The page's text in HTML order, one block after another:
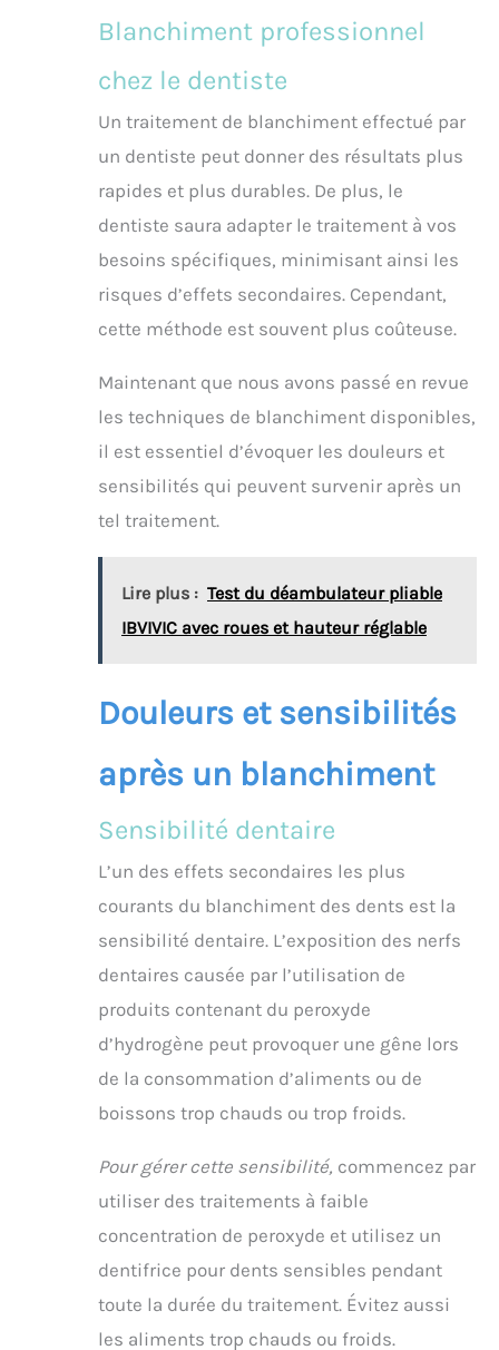
Blanchiment professionnel
chez le dentiste
Un traitement de blanchiment effectué par
un dentiste peut donner des résultats plus
rapides et plus durables. De plus, le
dentiste saura adapter le traitement à vos
besoins spécifiques, minimisant ainsi les
risques d’effets secondaires. Cependant,
cette méthode est souvent plus coûteuse.
Maintenant que nous avons passé en revue
les techniques de blanchiment disponibles,
il est essentiel d’évoquer les douleurs et
sensibilités qui peuvent survenir après un
tel traitement.
Lire plus : Test du déambulateur pliable
IBVIVIC avec roues et hauteur réglable
Douleurs et sensibilités
après un blanchiment
Sensibilité dentaire
L’un des effets secondaires les plus
courants du blanchiment des dents est la
sensibilité dentaire. L’exposition des nerfs
dentaires causée par l’utilisation de
produits contenant du peroxyde
d’hydrogène peut provoquer une gêne lors
de la consommation d’aliments ou de
boissons trop chauds ou trop froids.
Pour gérer cette sensibilité, commencez par
utiliser des traitements à faible
concentration de peroxyde et utilisez un
dentifrice pour dents sensibles pendant
toute la durée du traitement. Évitez aussi
les aliments trop chauds ou froids.